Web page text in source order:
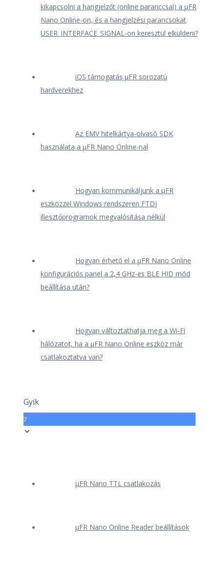
kikapcsolni a hangjelzőt (online paranccsal) a μFR
Nano Online-on, és a hangjelzési parancsokat
USER_INTERFACE_SIGNAL-on keresztül elküldeni?
iOS támogatás μFR sorozatú
hardverekhez
Az EMV hitelkártya-olvasó SDK
használata a μFR Nano Online-nal
Hogyan kommunikáljunk a μFR
eszközzel Windows rendszeren FTDI
illesztőprogramok megvalósítása nélkül
Hogyan érhető el a μFR Nano Online
konfigurációs panel a 2,4 GHz-es BLE HID mód
beállítása után?
Hogyan változtathatja meg a Wi-Fi
hálózatot, ha a μFR Nano Online eszköz már
csatlakoztatva van?
Gyik
7
μFR Nano TTL csatlakozás
μFR Nano Online Reader beállítások